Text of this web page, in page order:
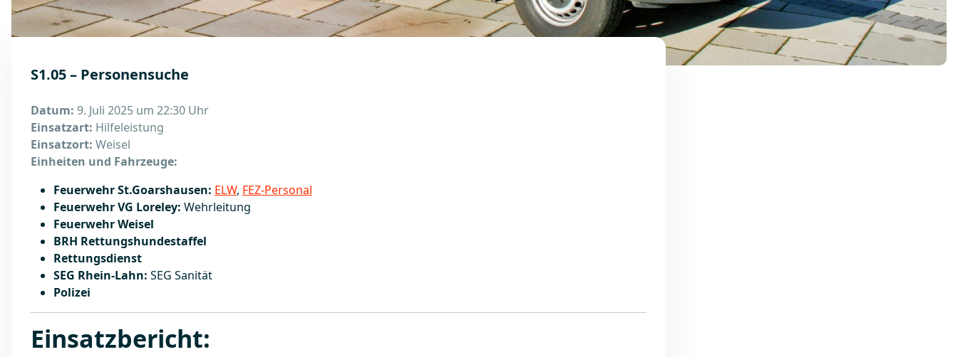
S1.05 – Personensuche
Datum: 9. Juli 2025 um 22:30 Uhr
Einsatzart: Hilfeleistung
Einsatzort: Weisel
Einheiten und Fahrzeuge:
Feuerwehr St.Goarshausen: ELW, FEZ-Personal
Feuerwehr VG Loreley: Wehrleitung
Feuerwehr Weisel
BRH Rettungshundestaffel
Rettungsdienst
SEG Rhein-Lahn: SEG Sanität
Polizei
Einsatzbericht: